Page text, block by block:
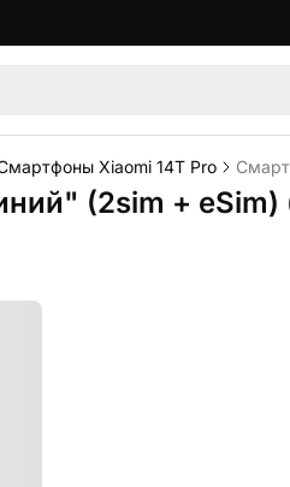
Xiaomi 14T Pro
(2sim + eSim)